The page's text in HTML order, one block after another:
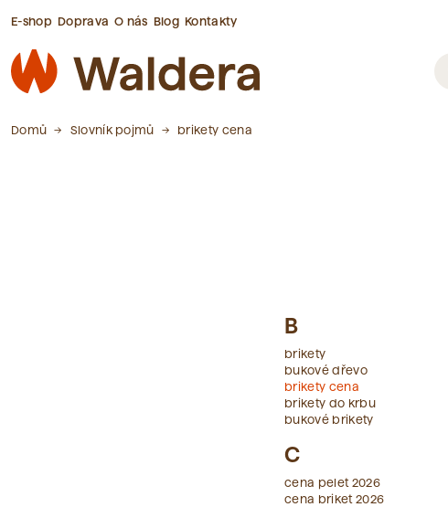
E-shop Doprava O nás Blog Kontakty
Domů Slovník pojmů brikety cena
B
brikety
bukové dřevo
brikety cena
brikety do krbu
bukové brikety
C
cena pelet 2026
cena briket 2026